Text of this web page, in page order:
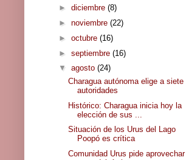
► diciembre (8)
► noviembre (22)
► octubre (16)
► septiembre (16)
▼ agosto (24)
Charagua autónoma elige a siete
autoridades
Histórico: Charagua inicia hoy la
elección de sus ...
Situación de los Urus del Lago
Poopó es crítica
Comunidad Urus pide aprovechar